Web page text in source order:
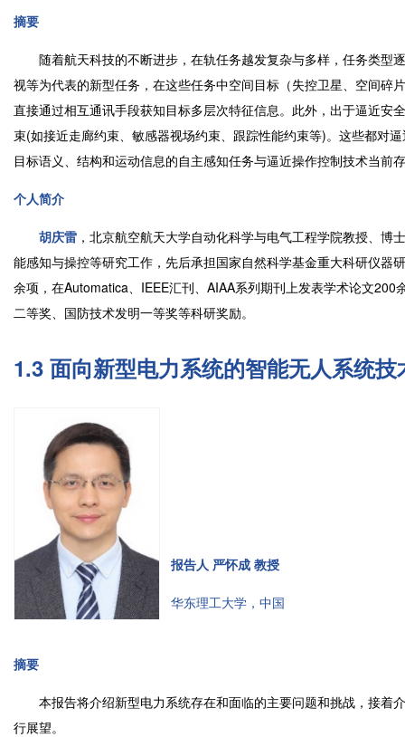
摘要
随着航天科技的不断进步，在轨任务越发复杂与多样，任务类型
视等为代表的新型任务，在这些任务中空间目标（失控卫星、空间
直接通过相互通讯手段获知目标多层次特征信息。此外，出于逼近
束(如接近走廊约束、敏感器视场约束、跟踪性能约束等)。这些都对
目标语义、结构和运动信息的自主感知任务与逼近操作控制技术当前
个人简介
胡庆雷 ，北京航空航天大学自动化科学与电气工程学院教授、
能感知与操控等研究工作，先后承担国家自然科学基金重大科研仪
余项，在Automatica、IEEE汇刊、AIAA系列期刊上发表学术论文
二等奖、国防技术发明一等奖等科研奖励。
1.3 面向新型电力系统的智能无人系统技
报告人 严怀成 教授
华东理工大学，中国
摘要
本报告将介绍新型电力系统存在和面临的主要问题和挑战，接着
行展望。